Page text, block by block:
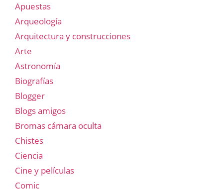
Apuestas
Arqueología
Arquitectura y construcciones
Arte
Astronomía
Biografías
Blogger
Blogs amigos
Bromas cámara oculta
Chistes
Ciencia
Cine y películas
Comic